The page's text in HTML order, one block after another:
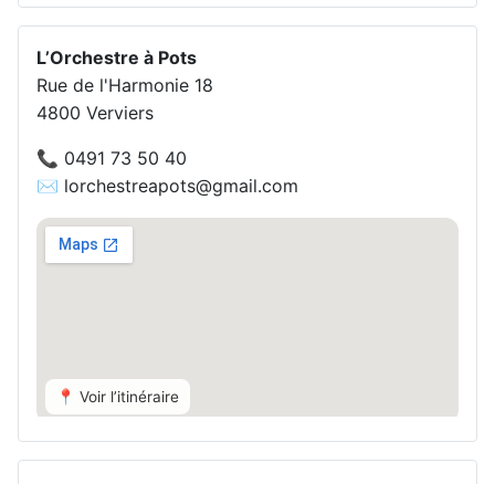
L’Orchestre à Pots
Rue de l'Harmonie 18
4800 Verviers
📞 0491 73 50 40
✉️ lorchestreapots@gmail.com
📍 Voir l’itinéraire